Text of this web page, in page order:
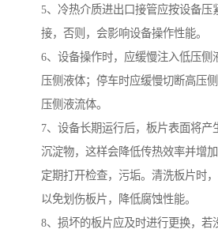
5、冷热介质进出口接管应按设备压
接，否则，会影响设备操作性能。
6、设备操作时，应缓慢注入低压侧
压侧液体；停车时应缓慢切断高压
压侧液流体。
7、设备长期运行后，板片表面将产
沉淀物，这样会降低传热效率并增
定期打开检查，污垢。清洗板片时，
以免划伤板片，降低腐蚀性能。
8、损坏的板片应及时进行更换，若